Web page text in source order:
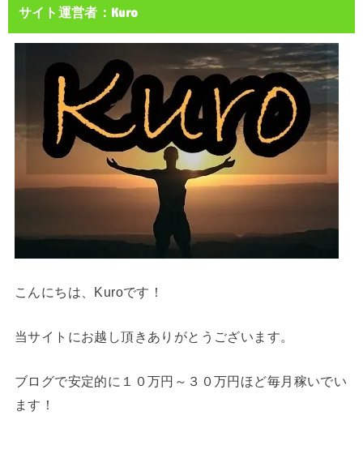
サイト運営者：Kuro
こんにちは、Kuroです！
当サイトにお越し頂きありがとうございます。
ブログで安定的に１０万円～３０万円ほど毎月稼いでい
ます！